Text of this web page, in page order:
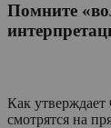
Помните
Как утверждает
смотрятся на